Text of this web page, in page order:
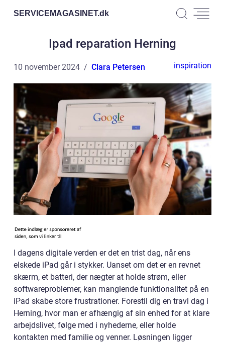
SERVICEMAGASINET.dk
Ipad reparation Herning
10 november 2024 Clara Petersen inspiration
I dagens digitale verden er det en trist dag, når ens
elskede iPad går i stykker. Uanset om det er en revnet
skærm, et batteri, der nægter at holde strøm, eller
softwareproblemer, kan manglende funktionalitet på en
iPad skabe store frustrationer. Forestil dig en travl dag i
Herning, hvor man er afhængig af sin enhed for at klare
arbejdslivet, følge med i nyhederne, eller holde
kontakten med familie og venner. Løsningen ligger